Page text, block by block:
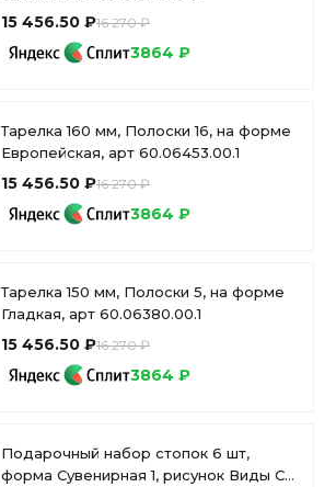
15 456.50 ₽16 270 ₽
3864 ₽
Тарелка 160 мм, Полоски 16, на форме
Европейская, арт 60.06453.00.1
15 456.50 ₽16 270 ₽
3864 ₽
Тарелка 150 мм, Полоски 5, на форме
Гладкая, арт 60.06380.00.1
15 456.50 ₽16 270 ₽
3864 ₽
Подарочный набор стопок 6 шт,
форма Сувенирная 1, рисунок Виды С-